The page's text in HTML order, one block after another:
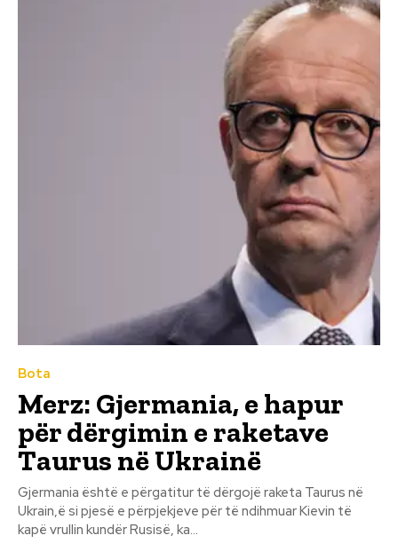
Bota
Merz: Gjermania, e hapur
për dërgimin e raketave
Taurus në Ukrainë
Gjermania është e përgatitur të dërgojë raketa Taurus në
Ukrain,ë si pjesë e përpjekjeve për të ndihmuar Kievin të
kapë vrullin kundër Rusisë, ka...